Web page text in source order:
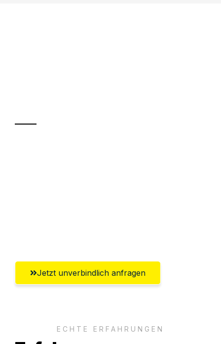
Jetzt unverbindlich anfragen
ECHTE ERFAHRUNGEN